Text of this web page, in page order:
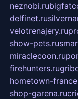
neznobi.ru
delfinet.ru
velotrenajery.ru
show-pets.ru
miraclecoon.ru
firehunters.ru
hometown-
shop-garena.ru